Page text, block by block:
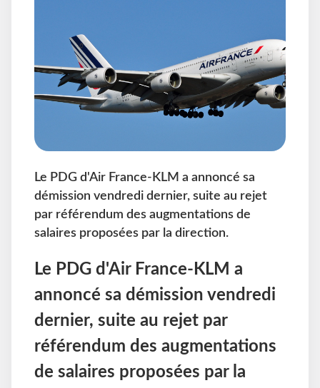
Le PDG d'Air France-KLM a annoncé sa
démission vendredi dernier, suite au rejet
par référendum des augmentations de
salaires proposées par la direction.
Le PDG d'Air France-KLM a
annoncé sa démission vendredi
dernier, suite au rejet par
référendum des augmentations
de salaires proposées par la